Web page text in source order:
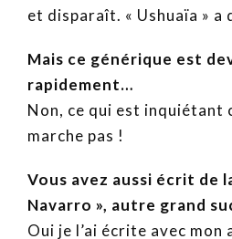
et disparaît. « Ushuaïa » a
Mais ce générique est
rapidement…
Non, ce qui est inquiétant
marche pas !
Vous avez aussi écrit de
Navarro », autre grand
Oui je l’ai écrite avec mon